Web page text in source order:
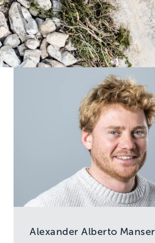
Alexander Alberto Manser